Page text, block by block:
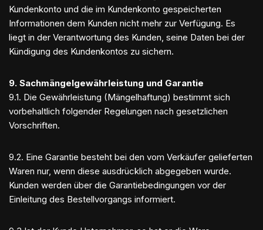
Kundenkonto und die im Kundenkonto gespeicherten
Informationen dem Kunden nicht mehr zur Verfügung. Es
liegt in der Verantwortung des Kunden, seine Daten bei der
Kündigung des Kundenkontos zu sichern.
9. Sachmängelgewährleistung und Garantie
9.1. Die Gewährleistung (Mängelhaftung) bestimmt sich
vorbehaltlich folgender Regelungen nach gesetzlichen
Vorschriften.
9.2. Eine Garantie besteht bei den vom Verkäufer gelieferten
Waren nur, wenn diese ausdrücklich abgegeben wurde.
Kunden werden über die Garantiebedingungen vor der
Einleitung des Bestellvorgangs informiert.